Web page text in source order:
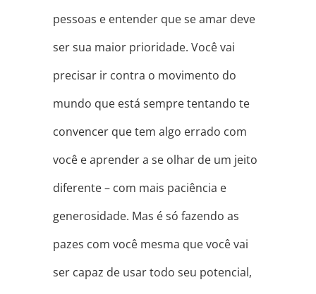
pessoas e entender que se amar deve
ser sua maior prioridade. Você vai
precisar ir contra o movimento do
mundo que está sempre tentando te
convencer que tem algo errado com
você e aprender a se olhar de um jeito
diferente – com mais paciência e
generosidade. Mas é só fazendo as
pazes com você mesma que você vai
ser capaz de usar todo seu potencial,